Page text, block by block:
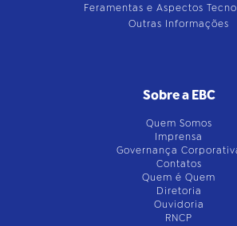
Feramentas e Aspectos
Outras Informações
Sobre a EBC
Quem Somos
Imprensa
Governança
Contatos
Quem é Quem
Diretoria
Ouvidoria
RNCP